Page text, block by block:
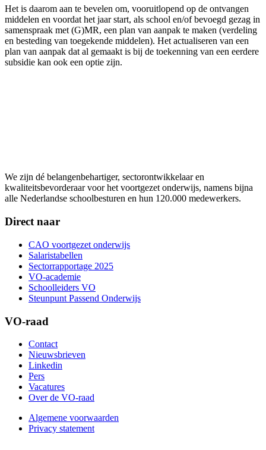
Het is daarom aan te bevelen om, vooruitlopend op de ontvangen
middelen en voordat het jaar start, als school en/of bevoegd gezag in
samenspraak met (G)MR, een plan van aanpak te maken (verdeling
en besteding van toegekende middelen). Het actualiseren van een
plan van aanpak dat al gemaakt is bij de toekenning van een eerdere
subsidie kan ook een optie zijn.
We zijn dé belangenbehartiger, sectorontwikkelaar en
kwaliteitsbevorderaar voor het voortgezet onderwijs, namens bijna
alle Nederlandse schoolbesturen en hun 120.000 medewerkers.
Direct naar
CAO voortgezet onderwijs
Salaristabellen
Sectorrapportage 2025
VO-academie
Schoolleiders VO
Steunpunt Passend Onderwijs
VO-raad
Contact
Nieuwsbrieven
Linkedin
Pers
Vacatures
Over de VO-raad
Algemene voorwaarden
Privacy statement